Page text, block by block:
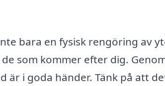
bara en fysisk rengöring av
som kommer efter dig.
är i goda händer. Tänk på att